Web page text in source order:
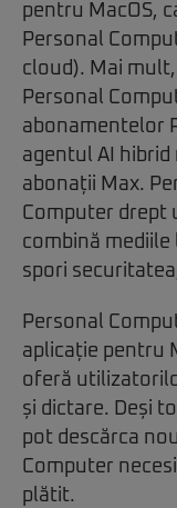
pentru MacOS,
Personal
cloud). Mai
Personal
abonamentelor
agentul AI
abonații Max.
Computer drept
combină mediile
spori
Personal
aplicație pentru
oferă
și dictare. Deși
pot descărca
Computer
plătit.